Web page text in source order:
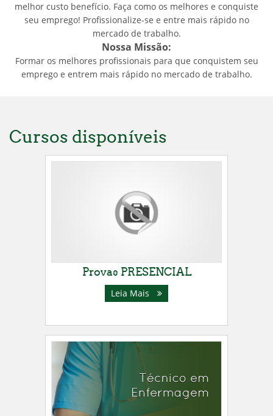
melhor custo benefício. Faça como os melhores e conquiste
seu emprego! Profissionalize-se e entre mais rápido no
mercado de trabalho.
Nossa Missão:
Formar os melhores profissionais para que conquistem seu
emprego e entrem mais rápido no mercado de trabalho.
Cursos disponíveis
Provas PRESENCIAL
Leia Mais